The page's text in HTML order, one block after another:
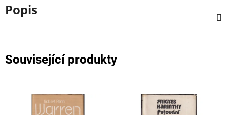
Popis
Související produkty